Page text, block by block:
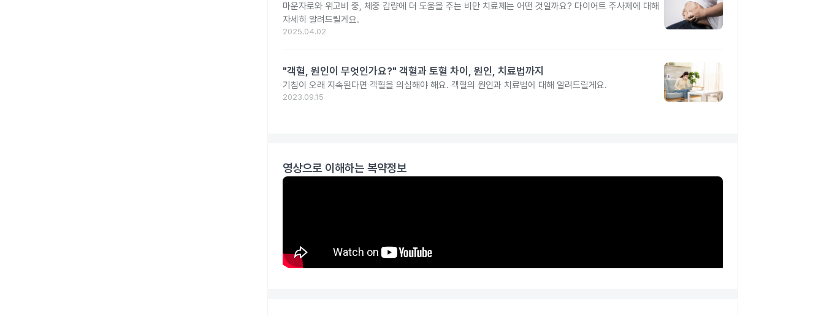
마운자로와 위고비 중, 체중 감량에 더 도움을 주는 비만 치료제는 어떤 것일까요? 다이어트 주사제에 대해
자세히 알려드릴게요.
2025.04.02
"객혈, 원인이 무엇인가요?" 객혈과 토혈 차이, 원인, 치료법까지
기침이 오래 지속된다면 객혈을 의심해야 해요. 객혈의 원인과 치료법에 대해 알려드릴게요.
2023.09.15
영상으로 이해하는 복약정보